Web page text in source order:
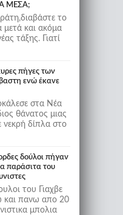
ΜΕΣΑ;
το
μετά και ακόμα
τάξης. Γιατί
πήγες των
ενώ έκανε
στα Νέα
θάνατος μιας
νεκρή δίπλα στο
δούλοι πήγαν
παράσιτα του
του Γιαχβε
και πανω απο 20
μπολια